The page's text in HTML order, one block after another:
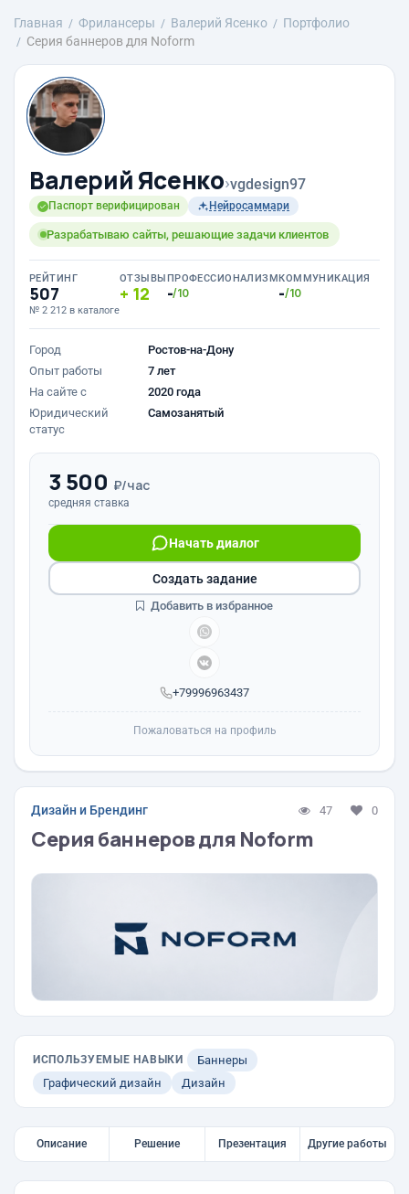
Главная Фрилансеры Валерий Ясенко
Портфолио
Серия баннеров для Noform
Валерий Ясенко›vgdesign97
Паспорт верифицирован Нейросаммари
Разрабатываю сайты, решающие задачи клиентов
РЕЙТИНГ
507
№ 2 212 в каталоге
ОТЗЫВЫ
12
ПРОФЕССИОНАЛИЗМ
-/10
КОММУНИКАЦИЯ
-/10
Город
Ростов-на-Дону
Опыт работы
7 лет
На сайте с
2020 года
Юридический
статус
Самозанятый
3 500 ₽/час
средняя ставка
+79996963437
Начать диалог
Создать задание
Добавить в избранное
Пожаловаться на профиль
Дизайн и Брендинг 47 0
Серия баннеров для Noform
ИСПОЛЬЗУЕМЫЕ НАВЫКИ
Баннеры
Графический дизайн
Дизайн
Описание Решение Презентация Другие работы